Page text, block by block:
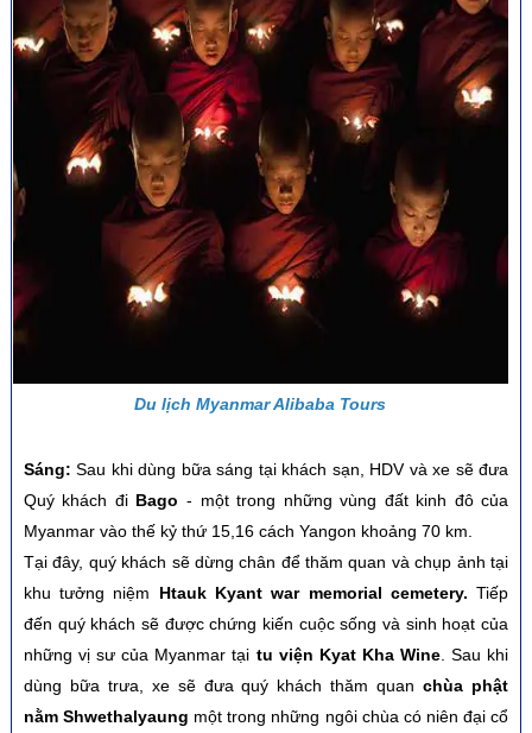
Du lịch Myanmar Alibaba Tours
Sáng:Sau khi dùng bữa sáng tại khách sạn, HDV và xe sẽ đưa
Quý khách đi Bago - một trong những vùng đất kinh đô của
Myanmar vào thế kỷ thứ 15,16 cách Yangon khoảng 70 km.
Tại đây, quý khách sẽ dừng chân để thăm quan và chụp ảnh tại
khu tưởng niệm Htauk Kyant war memorial cemetery.Tiếp
đến quý khách sẽ được chứng kiến cuộc sống và sinh hoạt của
những vị sư của Myanmar tại tu viện Kyat Kha Wine. Sau khi
dùng bữa trưa, xe sẽ đưa quý khách thăm quanchùa phật
nằm Shwethalyaung một trong những ngôi chùa có niên đại cổ